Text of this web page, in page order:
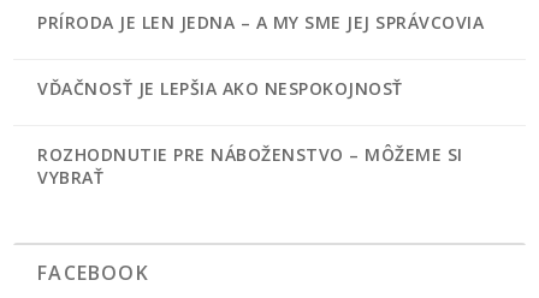
PRÍRODA JE LEN JEDNA – A MY SME JEJ SPRÁVCOVIA
VĎAČNOSŤ JE LEPŠIA AKO NESPOKOJNOSŤ
ROZHODNUTIE PRE NÁBOŽENSTVO – MÔŽEME SI
VYBRAŤ
FACEBOOK